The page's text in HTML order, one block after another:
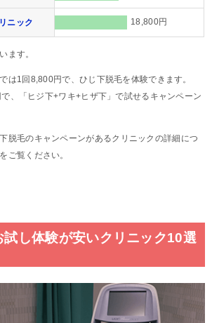
ニック 18,800円
ます。
は1回8,800円で、ひじ下脱毛を体験できます。
、「ヒジ下+ワキ+ヒザ下」で試せるキャンペーン
脱毛のキャンペーンがあるクリニックの詳細につ
ご覧ください。
し体験が安いクリニック10選